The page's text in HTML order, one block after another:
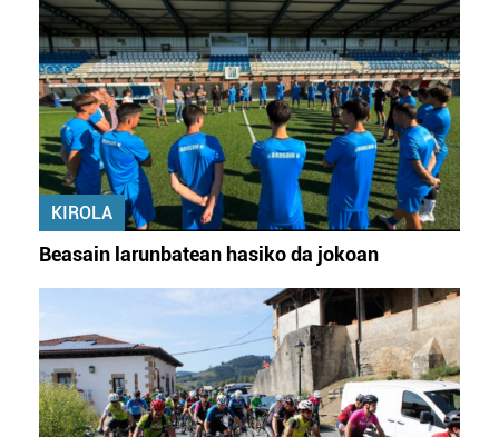
KIROLA
Beasain larunbatean hasiko da jokoan